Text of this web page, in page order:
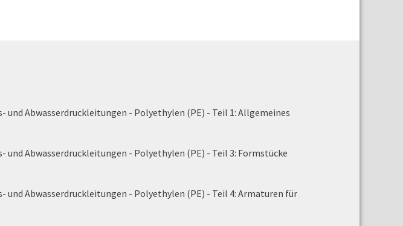
Abwasserdruckleitungen - Polyethylen (PE) - Teil 1: Allgemeines
Abwasserdruckleitungen - Polyethylen (PE) - Teil 3: Formstücke
Abwasserdruckleitungen - Polyethylen (PE) - Teil 4: Armaturen für